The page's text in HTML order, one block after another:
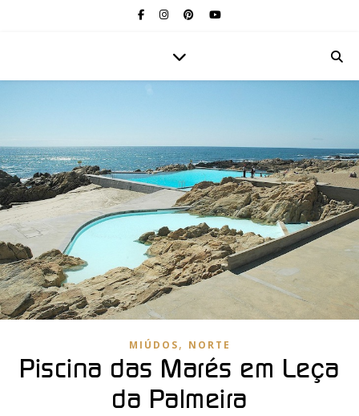
MIÚDOS, NORTE
Piscina das Marés em Leça
da Palmeira